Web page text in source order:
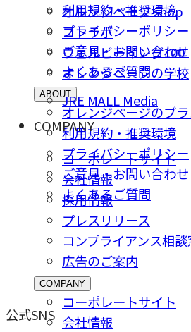
オレンジページ shop
コトラボ
ウェルビーイング100
オレンジページの学校
JRE MALL Media
利用規約・推奨環境
プライバシーポリシー
ご意⾒・お問い合わせ
よくあるご質問
ABOUT
オレンジページのブ
利用規約・推奨環境
プライバシーポリシー
ご意⾒・お問い合わせ
よくあるご質問
COMPANY
コーポレートサイト
会社情報
採⽤情報
プレスリリース
コンプライアンス相
広告のご案内
COMPANY
コーポレートサイト
会社情報
公式SNS